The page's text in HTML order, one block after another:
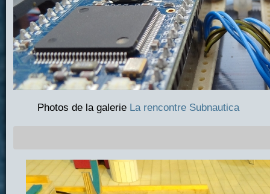
Photos de la galerie La rencontre Subnautica